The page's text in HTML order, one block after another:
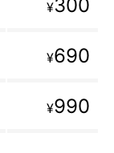
¥300
¥690
¥990